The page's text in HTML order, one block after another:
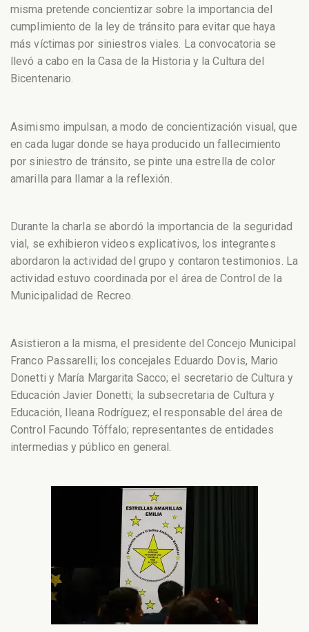
misma pretende concientizar sobre la importancia del
cumplimiento de la ley de tránsito para evitar que haya
más víctimas por siniestros viales. La convocatoria se
llevó a cabo en la Casa de la Historia y la Cultura del
Bicentenario.
Asimismo impulsan, a modo de concientización visual, que
en cada lugar donde se haya producido un fallecimiento
por siniestro de tránsito, se pinte una estrella de color
amarilla para llamar a la reflexión.
Durante la charla se abordó la importancia de la seguridad
vial, se exhibieron videos explicativos, los integrantes
abordaron la actividad del grupo y contaron testimonios. La
actividad estuvo coordinada por el área de Control de la
Municipalidad de Recreo.
Asistieron a la misma, el presidente del Concejo Municipal
Franco Passarelli; los concejales Eduardo Dovis, Mario
Donetti y María Margarita Sacco; el secretario de Cultura y
Educación Javier Donetti; la subsecretaria de Cultura y
Educación, Ileana Rodríguez; el responsable del área de
Control Facundo Tóffalo; representantes de entidades
intermedias y público en general.